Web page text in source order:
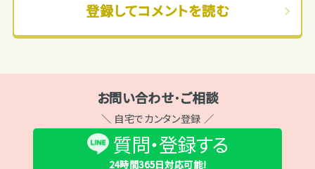
登録してコメントを読む
お問い合わせ･ご相談
＼ 自宅でカンタン登録 ／
質問・登録する
24時間365日対応可能!